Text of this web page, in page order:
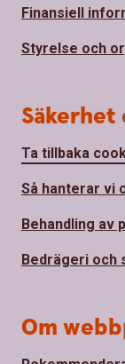
Finansiell
Styrelse och
Ta tillbaka
Så hanterar vi
Behandling av
Bedrägeri och
Om